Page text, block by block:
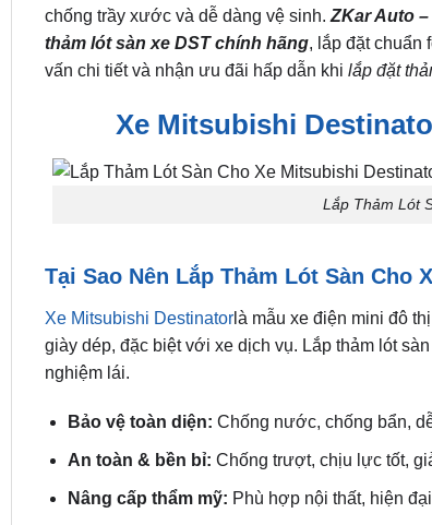
chống trầy xước và dễ dàng vệ sinh. ZKar Auto
thảm lót sàn xe DST chính hãng, lắp đặt chuẩn
vấn chi tiết và nhận ưu đãi hấp dẫn khi lắp đặt
Xe Mitsubishi
Lắp Thảm Lót
Tại Sao Nên Lắp Thảm Lót Sàn Cho
Xe Mitsubishi Destinatorlà mẫu xe điện mini đô
giày dép, đặc biệt với xe dịch vụ. Lắp thảm lót
nghiệm lái.
Bảo vệ toàn diện: Chống nước, chống bẩn,
An toàn & bền bỉ: Chống trượt, chịu lực tốt,
Nâng cấp thẩm mỹ: Phù hợp nội thất, hiện